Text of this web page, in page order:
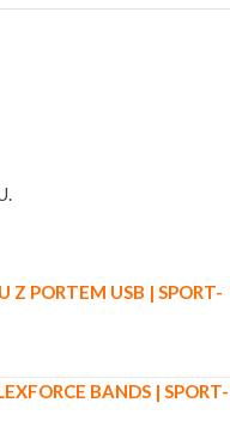
Z PORTEM USB | SPORT-
BANDS | SPORT-